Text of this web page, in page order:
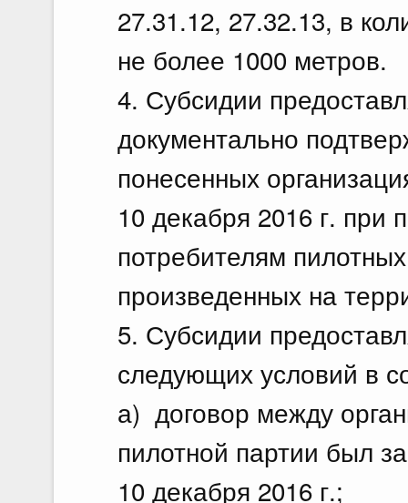
27.31.12, 27.32.13, в
не более 1000 метров.
4. Субсидии
документально
понесенных
10 декабря 2016 г. при
потребителям
произведенных на
5. Субсидии
следующих условий в
а) договор между
пилотной партии был
10 декабря 2016 г.;